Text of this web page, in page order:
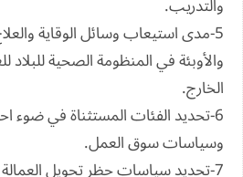
5-مدى استيعاب وسائل الوقاية
والأوبئة في المنظومة الصحية للبلاد
الخارج.
6-تحديد الفئات المستثناة في ضوء
وسياسات سوق العمل.
7-تحديد سياسات حظر تحويل العمالة